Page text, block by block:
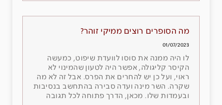
מה הסופרים רוצים ממיקי זוהר?
01/07/2023
לו היה ממנה את סוסו לוועדת שיפוט, כמעשה
הקיסר קליגולה, אפשר היה לטעון שהמינוי לא
ראוי, ועל כן יש להחרים את הפרס. אבל זה לא מה
שקרה. השר מינה ועדה סבירה בהתחשב בנסיבות
ובעמדות שלו. מכאן, הדרך פתוחה לכל תגובה